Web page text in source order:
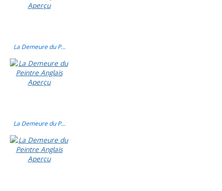
La Demeure du P...
La Demeure du P...